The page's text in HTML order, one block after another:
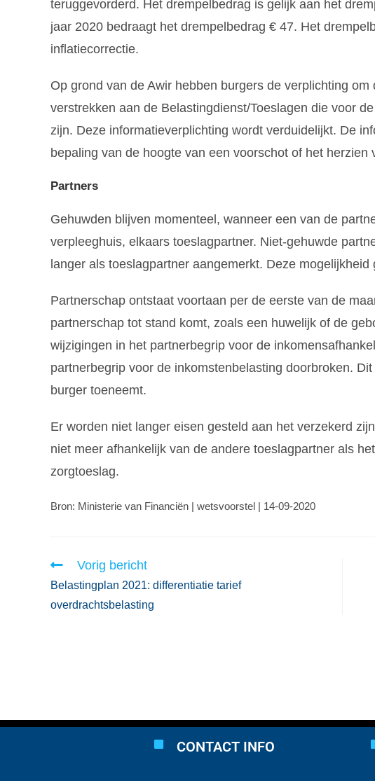
teruggevorderd. Het drempelbedrag is gelijk aan het
jaar 2020 bedraagt het drempelbedrag € 47. Het
inflatiecorrectie.
Op grond van de Awir hebben burgers de verplichting
verstrekken aan de Belastingdienst/Toeslagen die voor
zijn. Deze informatieverplichting wordt verduidelijkt. De
bepaling van de hoogte van een voorschot of het herzien
Partners
Gehuwden blijven momenteel, wanneer een van de
verpleeghuis, elkaars toeslagpartner. Niet-gehuwde
langer als toeslagpartner aangemerkt. Deze
Partnerschap ontstaat voortaan per de eerste van de
partnerschap tot stand komt, zoals een huwelijk of de
wijzigingen in het partnerbegrip voor de
partnerbegrip voor de inkomstenbelasting doorbroken.
burger toeneemt.
Er worden niet langer eisen gesteld aan het verzekerd
niet meer afhankelijk van de andere toeslagpartner als
zorgtoeslag.
Bron: Ministerie van Financiën | wetsvoorstel | 14-09-2020
Vorig bericht
Belastingplan 2021: differentiatie tarief
overdrachtsbelasting
CONTACT INFO